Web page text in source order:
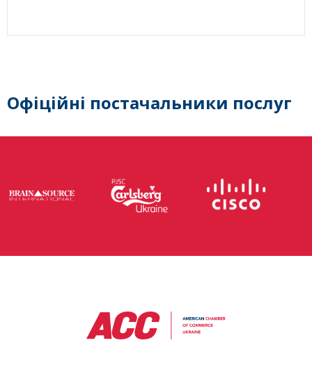
Офіційні постачальники послуг